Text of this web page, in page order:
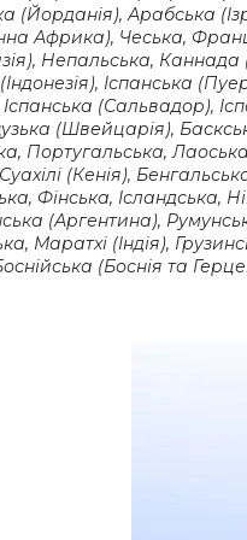
(Йорданія), Арабська
Африка), Чеська,
Непальська,
Іспанська
(Сальвадор),
(Швейцарія),
Португальська,
(Кенія),
Фінська, Ісландська,
(Аргентина),
Маратхі (Індія),
(Боснія та